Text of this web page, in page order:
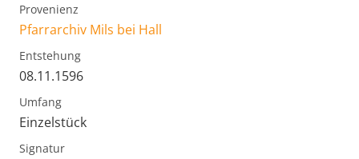
Provenienz
Pfarrarchiv Mils bei Hall
Entstehung
08.11.1596
Umfang
Einzelstück
Signatur